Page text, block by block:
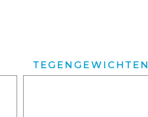
TEGENGEWICHTEN